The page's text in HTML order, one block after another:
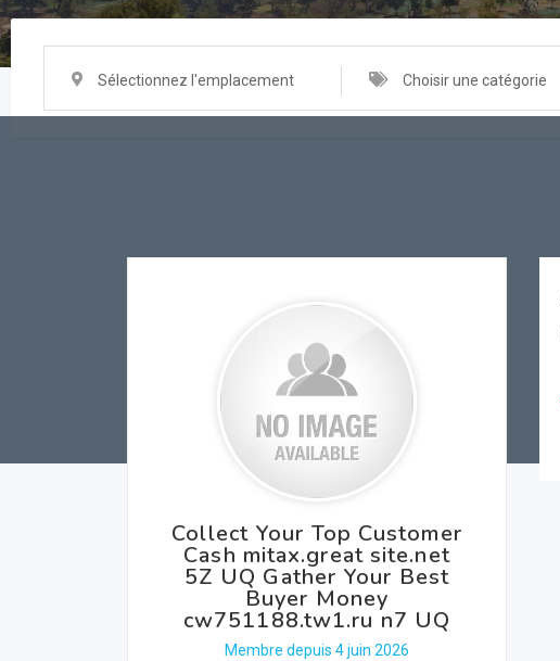
Sélectionnez l'emplacement Choisir une catégorie
Collect Your Top Customer
Cash mitax.great site.net
5Z UQ Gather Your Best
Buyer Money
cw751188.tw1.ru n7 UQ
Membre depuis 4 juin 2026